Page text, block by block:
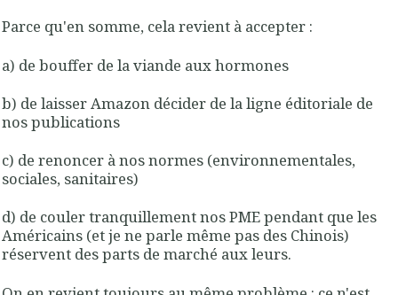
Parce qu'en somme, cela revient à accepter :
a) de bouffer de la viande aux hormones
b) de laisser Amazon décider de la ligne éditoriale de
nos publications
c) de renoncer à nos normes (environnementales,
sociales, sanitaires)
d) de couler tranquillement nos PME pendant que les
Américains (et je ne parle même pas des Chinois)
réservent des parts de marché aux leurs.